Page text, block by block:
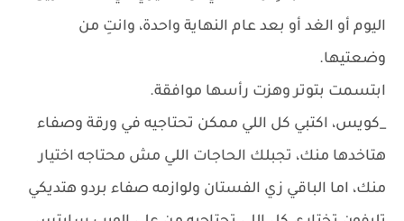
اليوم أو الغد أو بعد عام النهاية واحدة، وانتِ من
وضعتيها.
ابتسمت بتوتر وهزت رأسها موافقة.
_كويس، اكتبي كل اللي ممكن تحتاجيه في ورقة وصفاء
هتاخدها منك، تجبلك الحاجات اللي مش محتاجه اختيار
منك، اما الباقي زي الفستان ولوازمه صفاء بردو هتديكي